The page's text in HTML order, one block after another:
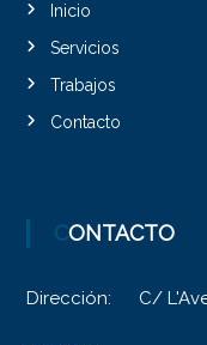
Inicio
Servicios
Trabajos
Contacto
CONTACTO
Dirección: C/